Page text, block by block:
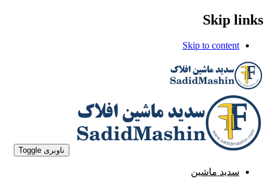
Skip links
Skip to content
ناوبری Toggle
سدید ماشین